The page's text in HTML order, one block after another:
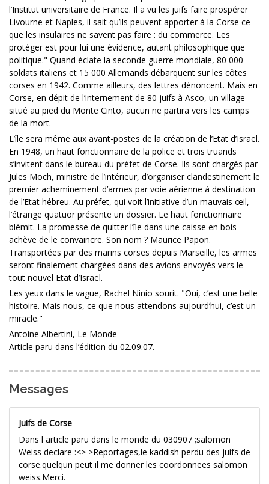
l’Institut universitaire de France. Il a vu les juifs faire prospérer
Livourne et Naples, il sait qu’ils peuvent apporter à la Corse ce
que les insulaires ne savent pas faire : du commerce. Les
protéger est pour lui une évidence, autant philosophique que
politique." Quand éclate la seconde guerre mondiale, 80 000
soldats italiens et 15 000 Allemands débarquent sur les côtes
corses en 1942. Comme ailleurs, des lettres dénoncent. Mais en
Corse, en dépit de l’internement de 80 juifs à Asco, un village
situé au pied du Monte Cinto, aucun ne partira vers les camps
de la mort.
L’île sera même aux avant-postes de la création de l’Etat d’Israël.
En 1948, un haut fonctionnaire de la police et trois truands
s’invitent dans le bureau du préfet de Corse. Ils sont chargés par
Jules Moch, ministre de l’intérieur, d’organiser clandestinement le
premier acheminement d’armes par voie aérienne à destination
de l’Etat hébreu. Au préfet, qui voit l’initiative d’un mauvais œil,
l’étrange quatuor présente un dossier. Le haut fonctionnaire
blêmit. La promesse de quitter l’île dans une caisse en bois
achève de le convaincre. Son nom ? Maurice Papon.
Transportées par des marins corses depuis Marseille, les armes
seront finalement chargées dans des avions envoyés vers le
tout nouvel Etat d’Israël.
Les yeux dans le vague, Rachel Ninio sourit. "Oui, c’est une belle
histoire. Mais nous, ce que nous attendons aujourd’hui, c’est un
miracle."
Antoine Albertini, Le Monde
Article paru dans l’édition du 02.09.07.
Messages
Juifs de Corse
Dans l article paru dans le monde du 030907 ;salomon
Weiss declare :<> >Reportages,le kaddish perdu des juifs de
corse.quelqun peut il me donner les coordonnees salomon
weiss.Merci.